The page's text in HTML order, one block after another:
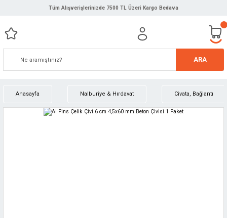
Tüm Alışverişlerinizde 7500 TL Üzeri Kargo Bedava
ARA
Anasayfa Nalburiye & Hırdavat Civata, Bağlantı